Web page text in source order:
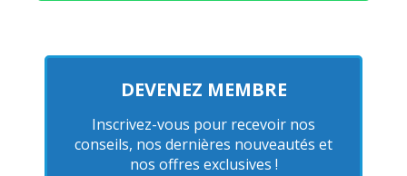
DEVENEZ MEMBRE
Inscrivez-vous pour recevoir nos
conseils, nos dernières nouveautés et
nos offres exclusives !